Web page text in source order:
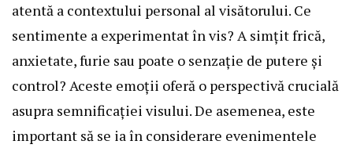
atentă a contextului personal al visătorului. Ce
sentimente a experimentat în vis? A simțit frică,
anxietate, furie sau poate o senzație de putere și
control? Aceste emoții oferă o perspectivă crucială
asupra semnificației visului. De asemenea, este
important să se ia în considerare evenimentele